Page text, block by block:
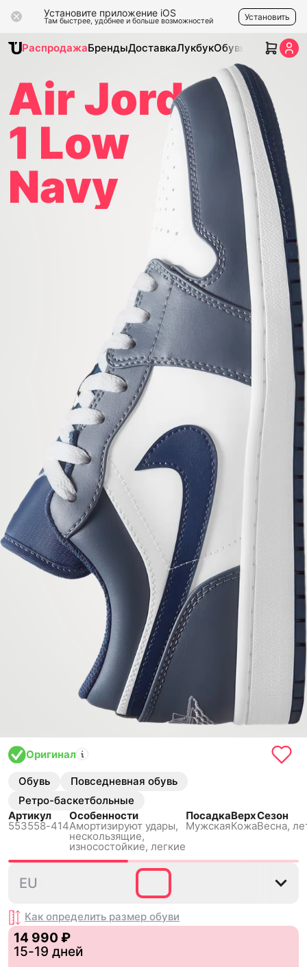
Установите приложение iOS
Там быстрее, удобнее и больше возможностей Установить
РаспродажаБрендыДоставкаЛукбукОбувь Одежда
Air Jordan
1 Low
Navy
Оригинал
Обувь
Повседневная обувь
Ретро-баскетбольные
Артикул
553558-414
Особенности
Амортизируют удары,
нескользящиe,
износостойкие, легкие
Посадка
Мужская
Верх
Кожа
Сезон
Весна,
42.5
EU
Как определить размер обуви
14 990 ₽
15-19 дней